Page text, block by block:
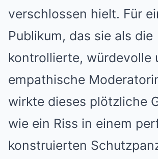
verschlossen hielt. Für
Publikum, das sie als die
kontrollierte, würdevolle
empathische
wirkte dieses plötzliche
wie ein Riss in einem
konstruierten